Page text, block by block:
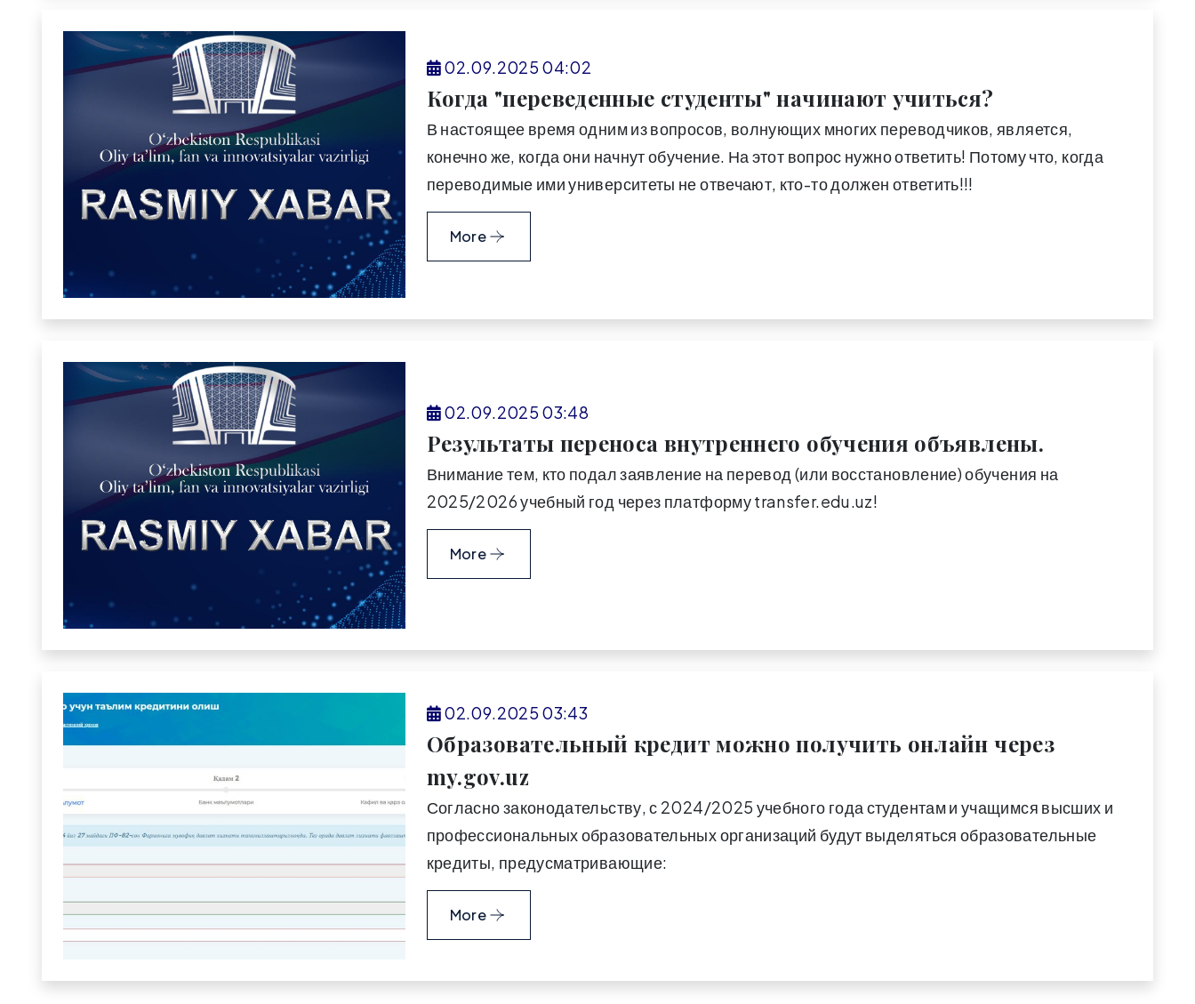
02.09.2025 04:02
Когда "переведенные студенты" начинают учиться?
В настоящее время одним из вопросов, волнующих многих переводчиков, является,
конечно же, когда они начнут обучение. На этот вопрос нужно ответить! Потому что, когда
переводимые ими университеты не отвечают, кто-то должен ответить!!!
More
02.09.2025 03:48
Результаты переноса внутреннего обучения объявлены.
Внимание тем, кто подал заявление на перевод (или восстановление) обучения на
2025/2026 учебный год через платформу transfer.edu.uz!
More
02.09.2025 03:43
️Образовательный кредит можно получить онлайн через
my.gov.uz
Согласно законодательству, с 2024/2025 учебного года студентам и учащимся высших и
профессиональных образовательных организаций будут выделяться образовательные
кредиты, предусматривающие:
More